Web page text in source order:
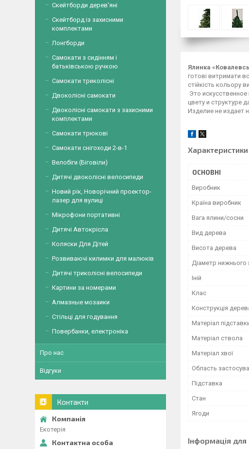
Ялинка
готові витримати
стійкість кольору
Это
цвету и структуре
Изделие не издает
Характеристики
ОСНОВНІ
Виробник
Країна виробник
Вага ялини/сосни
Вид дерева
Висота дерева
Діаметр нижнього
Іній
Клас
Конструкція
Матеріал
Матеріал ствола
Матеріал хвої
Область
Підставка
Стан
Ягоди
Інформація
Скейтборди дерев'яні
Скейтборд із захисними
комплектами
Лонгборди
Самокати з сидінням і
батьківською ручкою
Самокати триколісні
Двоколісні самокати
Двоколісні самокати з захисними
комплектами
Самокати трюкові
Самокати снігоходи 2-в-1
Велобіги (Біговіли)
Дитячі двоколісні велосипеди
Новий рік, Новорічний проектор-
лазер для вулиці
Мікрофони портативні
Дитячі Автокрісла
Коляски Для Дітей
Розвиваючі килимки для малюків
Дитячі триколісні велосипеди
Картини за номерами
Алмазные мозаики
Стільці для годування
Повербанки, електроніка
Про нас
Відгуки
Контакти
Екотерія